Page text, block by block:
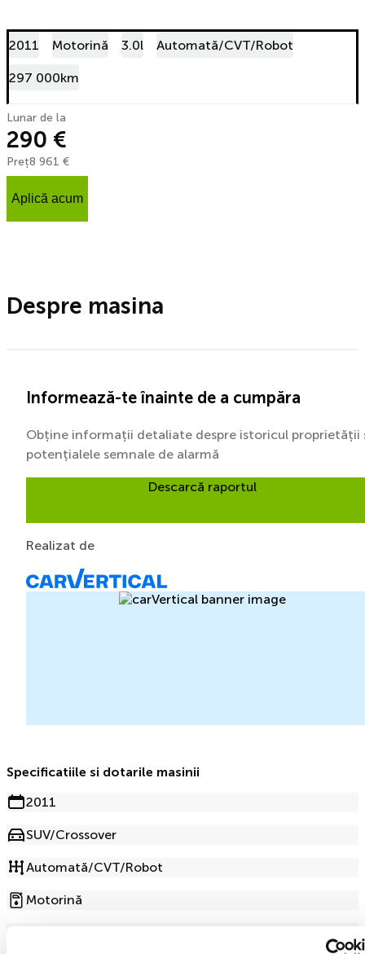
2011 Motorină 3.0l Automată/CVT/Robot
297 000km
Lunar de la
290 €
Preț8 961 €
Aplică acum
Despre masina
Informează-te înainte de a cumpăra
Obține informații detaliate despre istoricul proprietății
potențialele semnale de alarmă
Descarcă raportul
Realizat de
Specificatiile si dotarile masinii
2011
SUV/Crossover
Automată/CVT/Robot
Motorină